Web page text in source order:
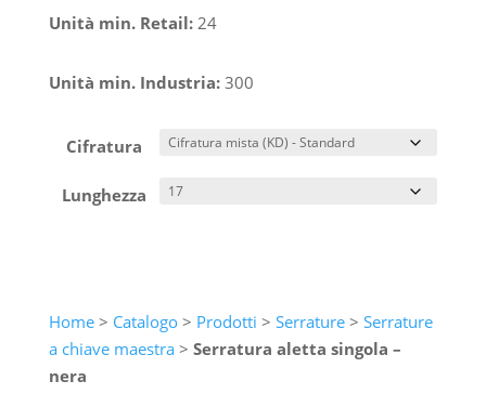
Unità min. Retail: 24
Unità min. Industria: 300
Cifratura
Lunghezza
Home> Catalogo> Prodotti > Serrature> Serrature
a chiave maestra> Serratura aletta singola –
nera